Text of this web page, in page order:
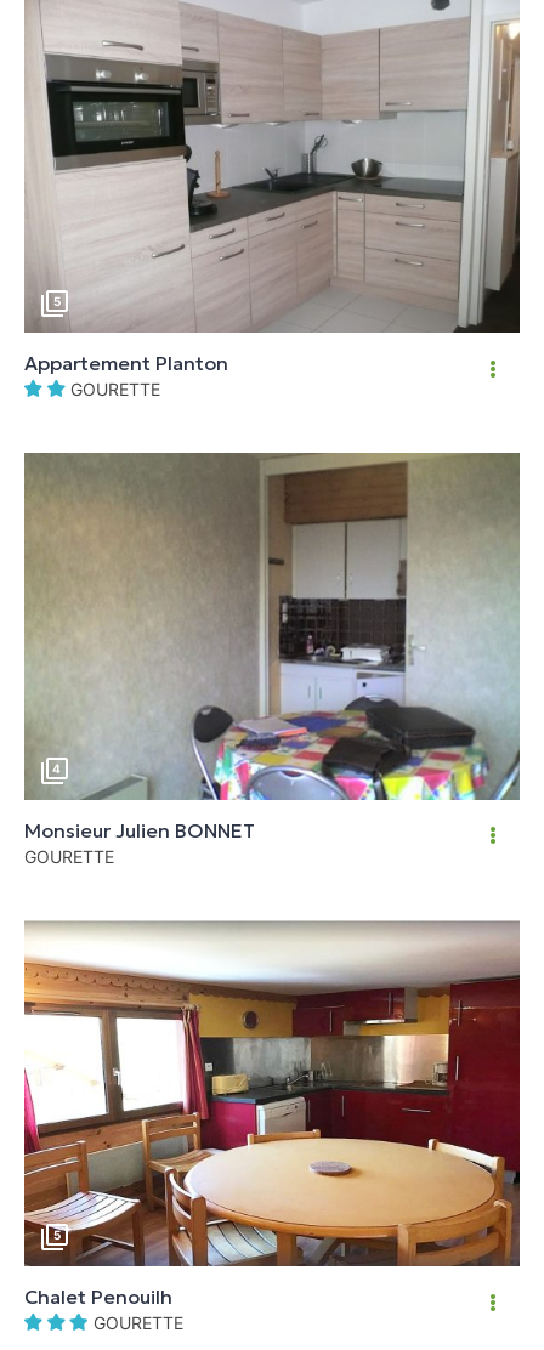
5
Appartement Planton
GOURETTE
4
Monsieur Julien BONNET
GOURETTE
5
Chalet Penouilh
GOURETTE